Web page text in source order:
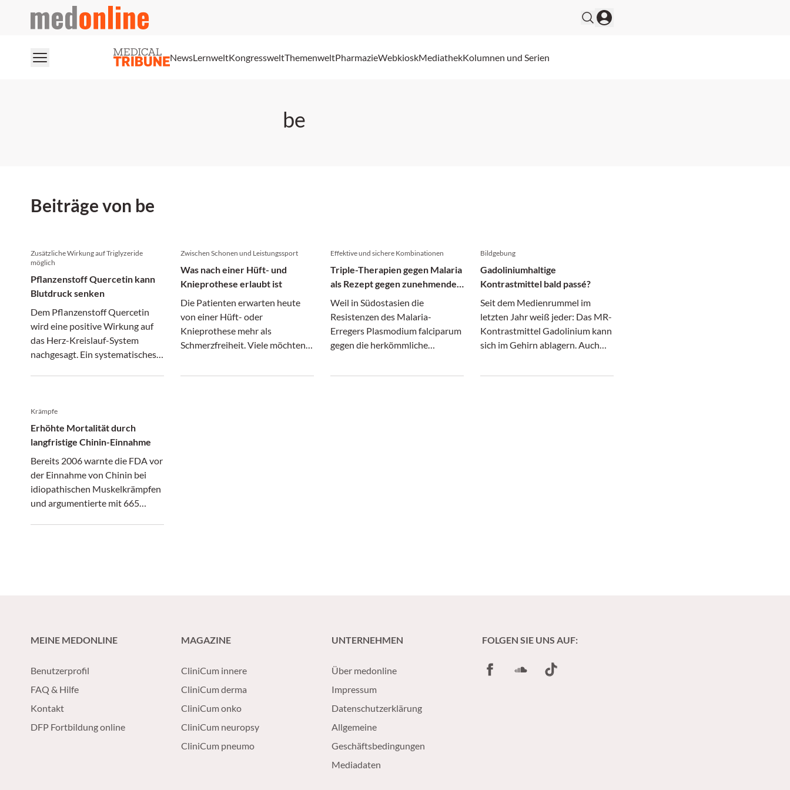
medonline
NewsLernweltKongressweltThemenweltPharmazieWebkioskMediathekKolumnen und Serien
be
Beiträge von be
Zusätzliche Wirkung auf Triglyzeride
möglich
Pflanzenstoff Quercetin kann
Blutdruck senken
Dem Pflanzenstoff Quercetin
wird eine positive Wirkung auf
das Herz-Kreislauf-System
nachgesagt. Ein systematisches
Zwischen Schonen und Leistungssport
Was nach einer Hüft- und
Knieprothese erlaubt ist
Die Patienten erwarten heute
von einer Hüft- oder
Knieprothese mehr als
Schmerzfreiheit. Viele möchten
hohe Alter beibehalten oder
Effektive und sichere Kombinationen
Triple-Therapien gegen Malaria
als Rezept gegen zunehmende
Resistenzen
Weil in Südostasien die
Resistenzen des Malaria-
Erregers Plasmodium falciparum
gegen die herkömmliche
zunehmen, prüften
Bildgebung
Gadoliniumhaltige
Kontrastmittel bald passé?
Seit dem Medienrummel im
letzten Jahr weiß jeder: Das MR-
Kontrastmittel Gadolinium kann
sich im Gehirn ablagern. Auch
dieser Erkenntnis nach wie vor
Krämpfe
Erhöhte Mortalität durch
langfristige Chinin-Einnahme
Bereits 2006 warnte die FDA vor
der Einnahme von Chinin bei
idiopathischen Muskelkrämpfen
und argumentierte mit 665
MEINE MEDONLINE
Benutzerprofil
FAQ & Hilfe
Kontakt
DFP Fortbildung online
MAGAZINE
CliniCum innere
CliniCum derma
CliniCum onko
CliniCum neuropsy
CliniCum pneumo
UNTERNEHMEN
Über medonline
Impressum
Datenschutzerklärung
Allgemeine
Geschäftsbedingungen
Mediadaten
FOLGEN SIE UNS AUF:
FacebookSoundCloud
TikTok